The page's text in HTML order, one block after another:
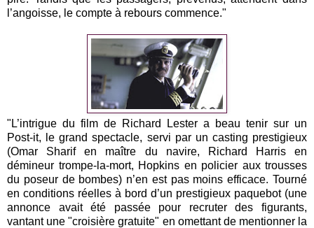
l’angoisse, le compte à rebours commence."
"L’intrigue du film de Richard Lester a beau tenir sur un
Post-it, le grand spectacle, servi par un casting prestigieux
(Omar Sharif en maître du navire, Richard Harris en
démineur trompe-la-mort, Hopkins en policier aux trousses
du poseur de bombes) n’en est pas moins efficace. Tourné
en conditions réelles à bord d’un prestigieux paquebot (une
annonce avait été passée pour recruter des figurants,
vantant une "croisière gratuite" en omettant de mentionner la